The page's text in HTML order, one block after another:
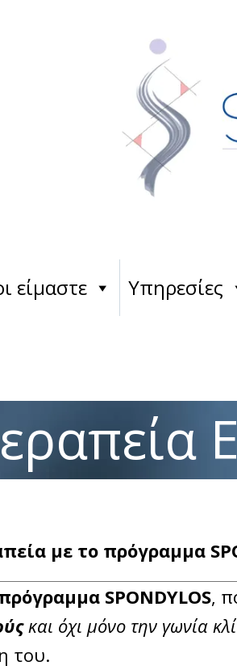
είμαστε Υπηρεσίες
με το πρόγραμμα
SPONDYLOS,
και όχι μόνο την γωνία
του.